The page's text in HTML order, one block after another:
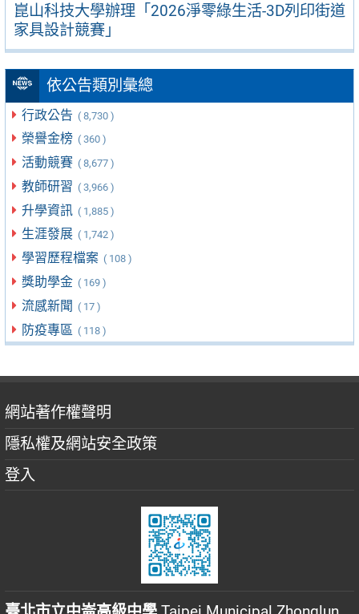
崑山科技大學辦理「2026淨零綠生活-3D列印街道
家具設計競賽」
依公告類別彙總
行政公告 ( 8,730 )
榮譽金榜 ( 360 )
活動競賽 ( 8,677 )
教師研習 ( 3,966 )
升學資訊 ( 1,885 )
生涯發展 ( 1,742 )
學習歷程檔案 ( 108 )
獎助學金 ( 169 )
流感新聞 ( 17 )
防疫專區 ( 118 )
網站著作權聲明
隱私權及網站安全政策
登入